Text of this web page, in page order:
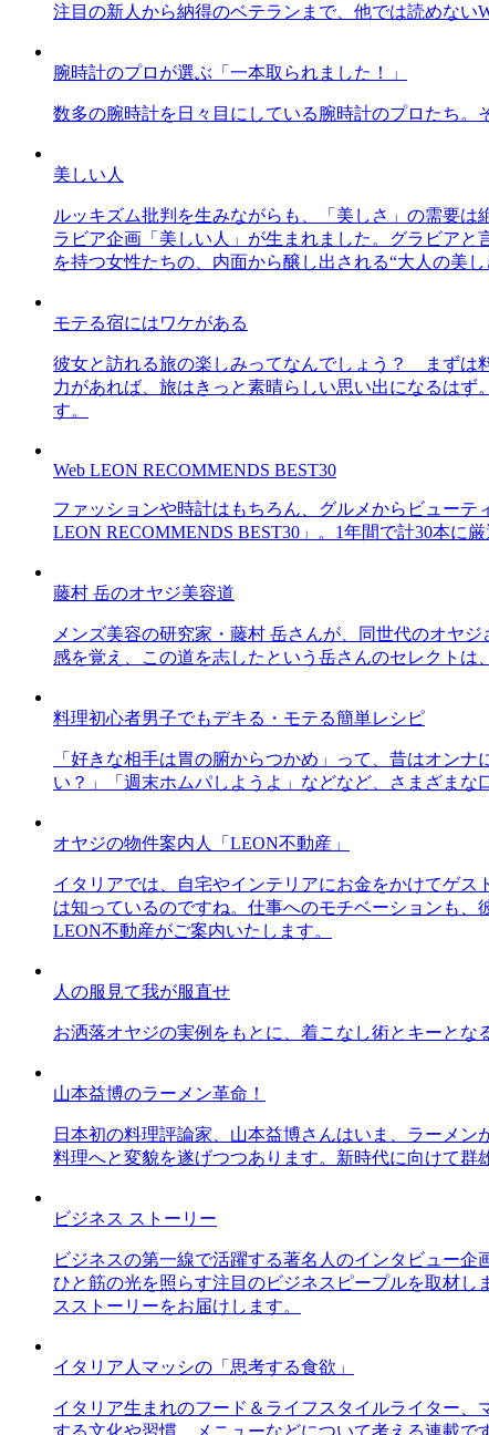
注目の新人から納得のベテランまで、他では読めない
腕時計のプロが選ぶ「一本取られました！」
数多の腕時計を日々目にしている腕時計のプロたち
美しい人
ルッキズム批判を生みながらも、「美しさ」の需要
ラビア企画「美しい人」が生まれました。グラビア
を持つ女性たちの、内面から醸し出される“大人の美
モテる宿にはワケがある
彼女と訪れる旅の楽しみってなんでしょう？ まずは
力があれば、旅はきっと素晴らしい思い出になるは
す。
Web LEON RECOMMENDS BEST30
ファッションや時計はもちろん、グルメからビュー
LEON RECOMMENDS BEST30」。1年間で計30本に
藤村 岳のオヤジ美容道
メンズ美容の研究家・藤村 岳さんが、同世代のオヤ
感を覚え、この道を志したという岳さんのセレクトは
料理初心者男子でもデキる・モテる簡単レシピ
「好きな相手は胃の腑からつかめ」って、昔はオン
い？」「週末ホムパしようよ」などなど、さまざまな
オヤジの物件案内人「LEON不動産」
イタリアでは、自宅やインテリアにお金をかけてゲ
は知っているのですね。仕事へのモチベーションも
LEON不動産がご案内いたします。
人の服見て我が服直せ
お洒落オヤジの実例をもとに、着こなし術とキーとな
山本益博のラーメン革命！
日本初の料理評論家、山本益博さんはいま、ラーメ
料理へと変貌を遂げつつあります。新時代に向けて
ビジネス ストーリー
ビジネスの第一線で活躍する著名人のインタビュー
ひと筋の光を照らす注目のビジネスピープルを取材
スストーリーをお届けします。
イタリア人マッシの「思考する食欲」
イタリア生まれのフード＆ライフスタイルライター